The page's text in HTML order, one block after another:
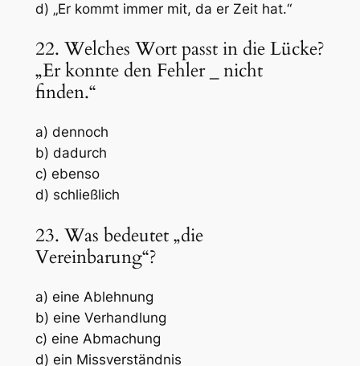
d) „Er kommt immer mit, da er Zeit hat.“
22. Welches Wort passt in die Lücke?
„Er konnte den Fehler
nicht
finden.“
a) dennoch
b) dadurch
c) ebenso
d) schließlich
23. Was bedeutet „die
Vereinbarung“?
a) eine Ablehnung
b) eine Verhandlung
c) eine Abmachung
d) ein Missverständnis